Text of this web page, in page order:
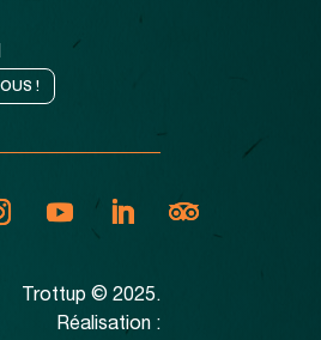
!
Trottup © 2025.
Réalisation :